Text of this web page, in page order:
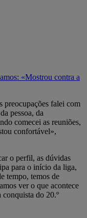
«Mostrou contra a
preocupações falei com
pessoa, da
comecei as reuniões,
confortável»,
o perfil, as dúvidas
para o início da liga,
tempo, temos de
ver o que acontece
conquista do 20.º